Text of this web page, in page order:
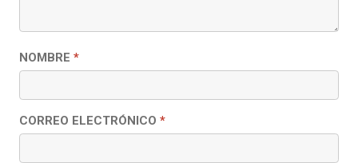
NOMBRE *
CORREO ELECTRÓNICO *